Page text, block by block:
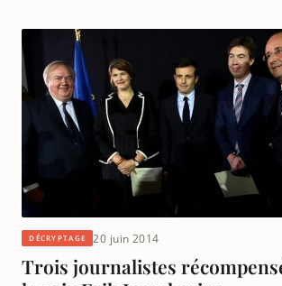
DÉCRYPTAGE 20 juin 2014
Trois journalistes